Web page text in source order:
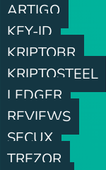
ARTIGO
KEY-ID
KRIPTOBR
KRIPTOSTEEL
LEDGER
REVIEWS
SECUX
TREZOR